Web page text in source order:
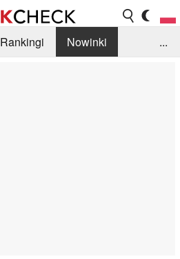
Rankingi
Nowinki
...